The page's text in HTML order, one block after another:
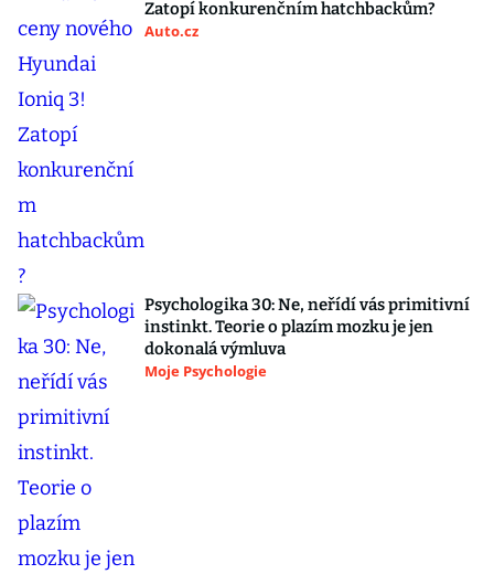
Zatopí konkurenčním hatchbackům?
Auto.cz
Psychologika 30: Ne, neřídí vás primitivní
instinkt. Teorie o plazím mozku je jen
dokonalá výmluva
Moje Psychologie